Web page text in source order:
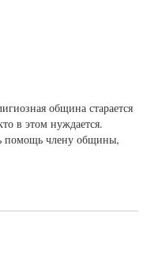
община старается
в этом нуждается.
помощь члену общины,